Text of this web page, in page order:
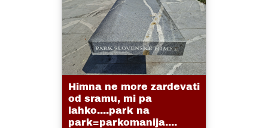
Himna ne more zardevati
od sramu, mi pa
lahko....park na
park=parkomanija....